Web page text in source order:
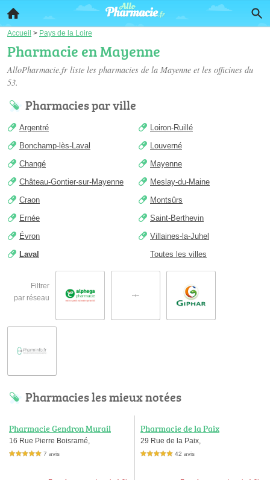
Accueil > Pays de la Loire
Pharmacie en Mayenne
AlloPharmacie.fr liste les pharmacies de la Mayenne et les officines du
53.
Pharmacies par ville
Argentré
Bonchamp-lès-Laval
Changé
Château-Gontier-sur-Mayenne
Craon
Ernée
Évron
Laval
Loiron-Ruillé
Louverné
Mayenne
Meslay-du-Maine
Montsûrs
Saint-Berthevin
Villaines-la-Juhel
Toutes les villes
Filtrer
par réseau
Pharmacies les mieux notées
Pharmacie Gendron Murail
16 Rue Pierre Boisramé,
5,0 étoiles sur 5 7 avis
Pharmacie de la Paix
29 Rue de la Paix,
5,0 étoiles sur 5 42 avis